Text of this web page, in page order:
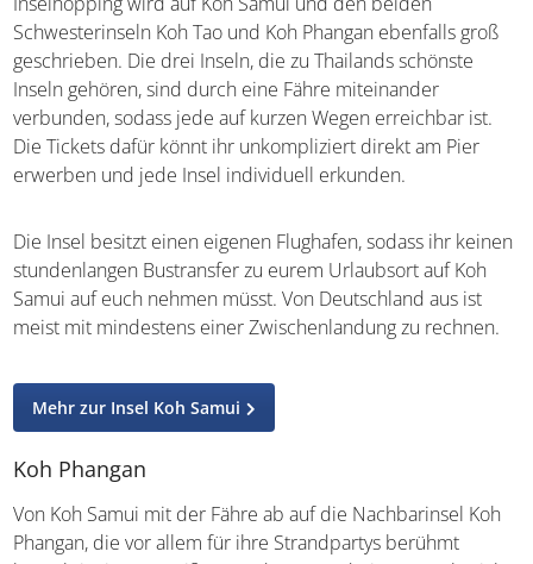
Inselhopping wird auf Koh Samui und den beiden
Schwesterinseln Koh Tao und Koh Phangan ebenfalls groß
geschrieben. Die drei Inseln, die zu Thailands schönste
Inseln gehören, sind durch eine Fähre miteinander
verbunden, sodass jede auf kurzen Wegen erreichbar ist.
Die Tickets dafür könnt ihr unkompliziert direkt am Pier
erwerben und jede Insel individuell erkunden.
Die Insel besitzt einen eigenen Flughafen, sodass ihr
keinen stundenlangen Bustransfer zu eurem Urlaubsort
auf Koh Samui auf euch nehmen müsst. Von Deutschland
aus ist meist mit mindestens einer Zwischenlandung zu
Koh Phangan